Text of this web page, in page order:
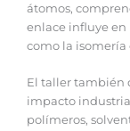
átomos,
enlace influye
como la isomería
El taller también
impacto
polímeros,